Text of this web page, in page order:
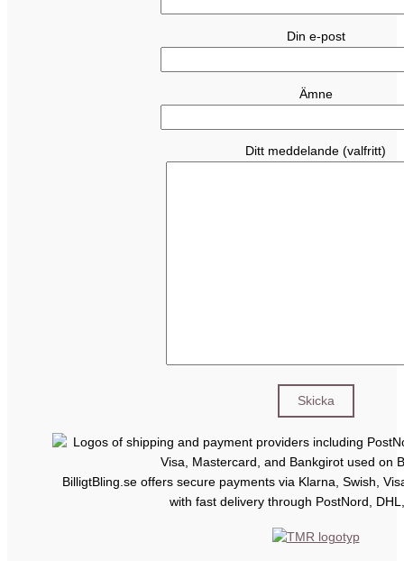
Din e-post
Ämne
Ditt meddelande (valfritt)
BilligtBling.se offers secure payments via Klarna, Swish,
with fast delivery through PostNord,